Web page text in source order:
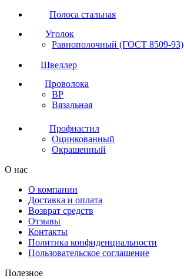
Полоса стальная
Уголок
Равнополочный (ГОСТ 8509-93)
Швеллер
Проволока
ВР
Вязальная
Профнастил
Оцинкованный
Окрашенный
О нас
О компании
Доставка и оплата
Возврат средств
Отзывы
Контакты
Политика конфиденциальности
Пользовательское соглашение
Полезное